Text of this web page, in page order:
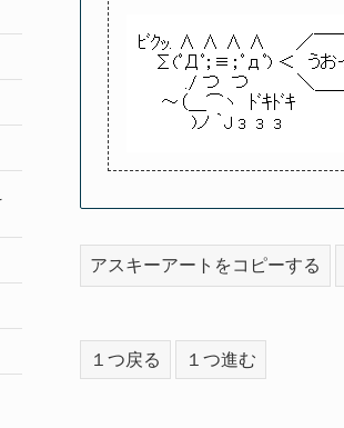
アスキーアートをコピーする
１つ戻る １つ進む